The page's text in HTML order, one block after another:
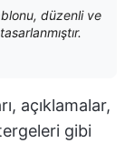
düzenli ve
açıklamalar,
gibi